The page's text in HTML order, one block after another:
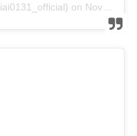
on Nov 7, 2019 at 5:53am PST